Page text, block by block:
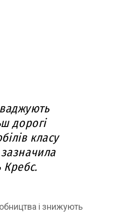
дорогі
класу
Кребс.
і знижують